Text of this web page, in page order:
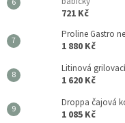
721 Kč
Proline Gastro
1 880 Kč
Litinová
1 620 Kč
Droppa čajová
1 085 Kč